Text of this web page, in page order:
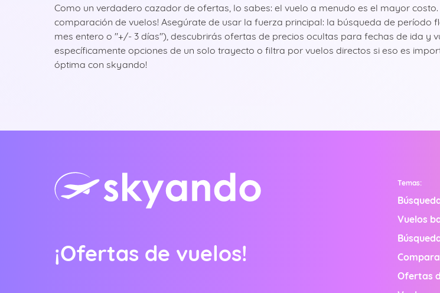
Como un verdadero cazador de ofertas, lo sabes: el vuelo a menudo es el mayor
comparación de vuelos! Asegúrate de usar la fuerza principal: la búsqueda de período
mes entero o "+/- 3 días"), descubrirás ofertas de precios ocultas para fechas de ida y
específicamente opciones de un solo trayecto o filtra por vuelos directos si eso es
óptima con skyando!
¡Ofertas de vuelos!
Temas:
Vuelos
Ofertas